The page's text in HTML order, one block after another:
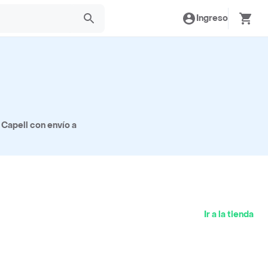
Ingreso
con envío a
Ir a la tienda